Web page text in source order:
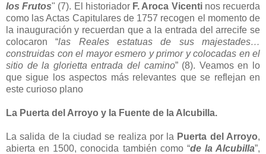
los Frutos" (7). El historiador F. Aroca Vicentinos recuerda
como las Actas Capitulares de 1757 recogen el momento de
la inauguración y recuerdan que a la entrada del arrecife se
colocaron “las Reales estatuas de sus majestades…
construidas con el mayor esmero y primor y colocadas en el
sitio de la glorietta entrada del camino” (8). Veamos en lo
que sigue los aspectos más relevantes que se reflejan en
este curioso plano
La Puerta del Arroyo y la Fuente de la Alcubilla.
La salida de la ciudad se realiza por la Puerta del Arroyo,
abierta en 1500, conocida también como “de la Alcubilla”,